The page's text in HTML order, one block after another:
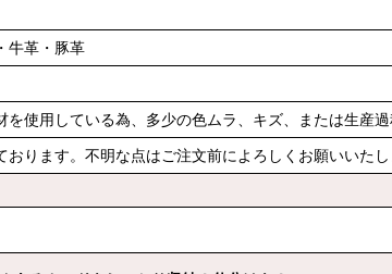
牛革・豚革
を使用している為、多少の色ムラ、キズ、または生産
ります。不明な点はご注文前によろしくお願いいたし